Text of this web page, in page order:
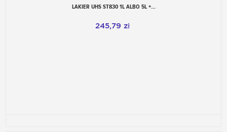
LAKIER UHS ST830 1L ALBO 5L +...
245,79 zł